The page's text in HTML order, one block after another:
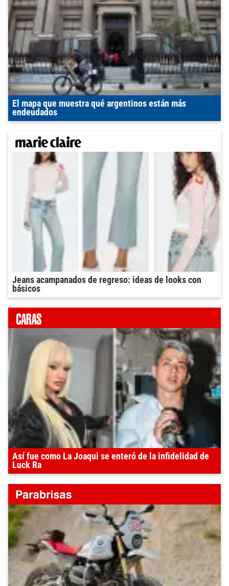
El mapa que muestra qué argentinos están más
endeudados
Jeans acampanados de regreso: ideas de looks con
básicos
Así fue como La Joaqui se enteró de la infidelidad de
Luck Ra